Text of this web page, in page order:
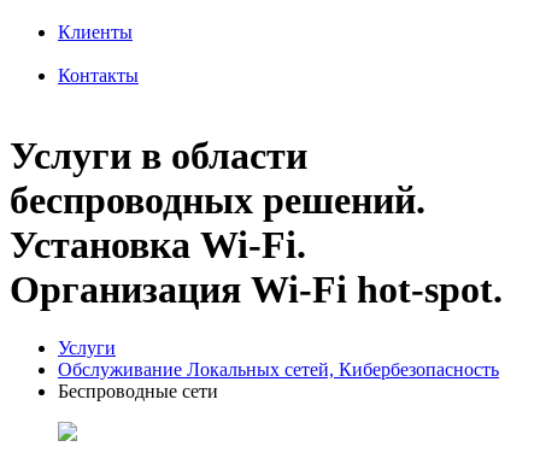
Клиенты
Контакты
Услуги в области
беспроводных решений.
Установка Wi-Fi.
Организация Wi-Fi hot-spot.
Услуги
Обслуживание Локальных сетей, Кибербезопасность
Беспроводные сети